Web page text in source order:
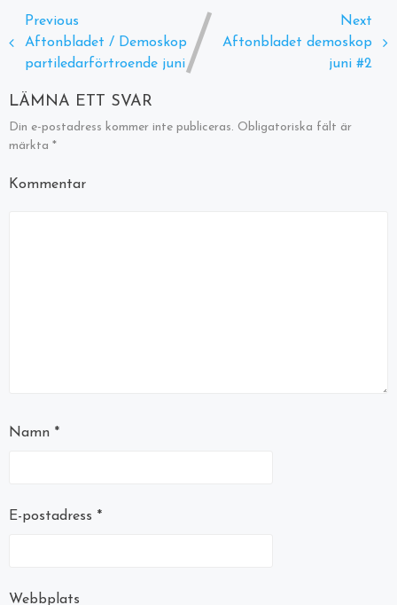
Previous
Aftonbladet / Demoskop
partiledarförtroende juni
Next
Aftonbladet demoskop
juni #2
LÄMNA ETT SVAR
Din e-postadress kommer inte publiceras. Obligatoriska fält är
märkta *
Kommentar
Namn *
E-postadress *
Webbplats